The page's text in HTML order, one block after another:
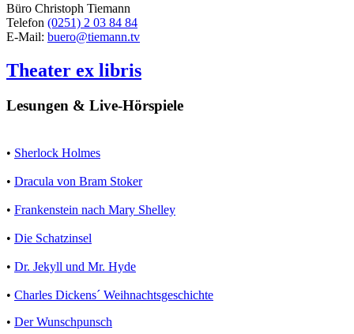
Büro Christoph Tiemann
Telefon (0251) 2 03 84 84
E-Mail: buero@tiemann.tv
Theater ex libris
Lesungen & Live-Hörspiele
• Sherlock Holmes
• Dracula von Bram Stoker
• Frankenstein nach Mary Shelley
• Die Schatzinsel
• Dr. Jekyll und Mr. Hyde
• Charles Dickens´ Weihnachtsgeschichte
• Der Wunschpunsch